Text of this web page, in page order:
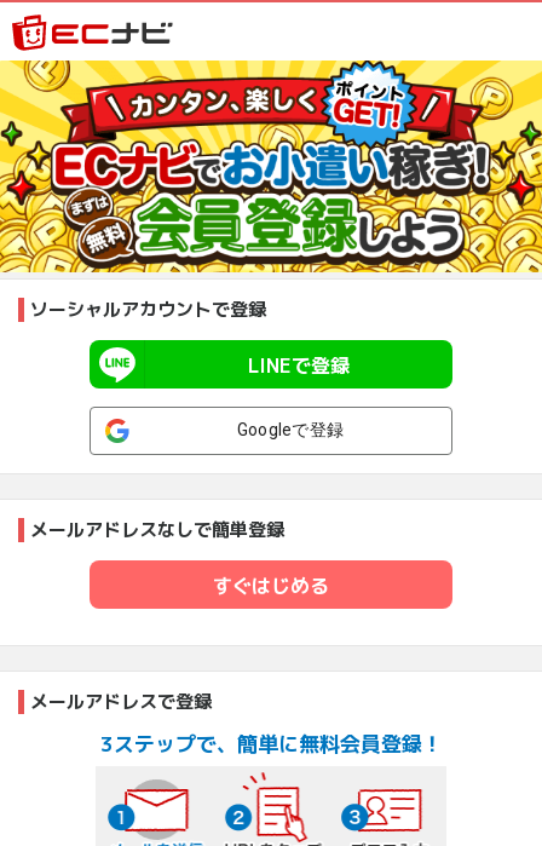
ソーシャルアカウントで登録
LINEで登録
Googleで登録
メールアドレスなしで簡単登録
すぐはじめる
メールアドレスで登録
3ステップで、簡単に無料会員登録！
メールを送信する